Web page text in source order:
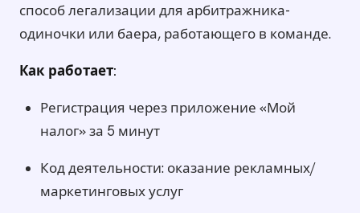
способ легализации для арбитражника-
одиночки или баера, работающего в команде.
Как работает:
Регистрация через приложение «Мой
налог» за 5 минут
Код деятельности: оказание рекламных/
маркетинговых услуг